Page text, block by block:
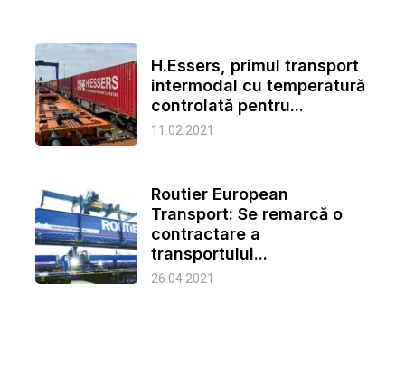
H.Essers, primul transport
intermodal cu temperatură
controlată pentru...
11.02.2021
Routier European
Transport: Se remarcă o
contractare a
transportului...
26.04.2021